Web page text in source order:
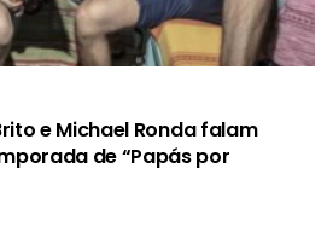
e Michael Ronda falam
de “Papás por